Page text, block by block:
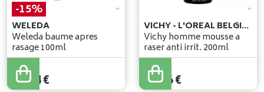
-15%
WELEDA
Weleda baume apres
rasage 100ml
14,99
12,74€
VICHY - L'OREAL BELGILUX
Vichy homme mousse a
raser anti irrit. 200ml
13,56€